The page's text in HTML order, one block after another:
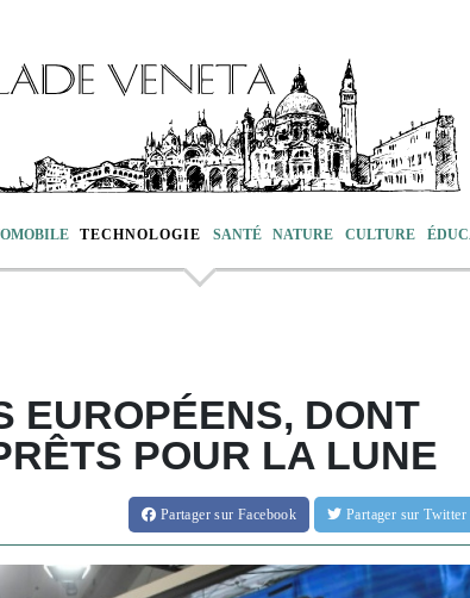
TECHNOLOGIE SANTÉ NATURE CULTURE
EUROPÉENS, DONT
POUR LA LUNE
Partagersur Facebook Partager sur Twitter